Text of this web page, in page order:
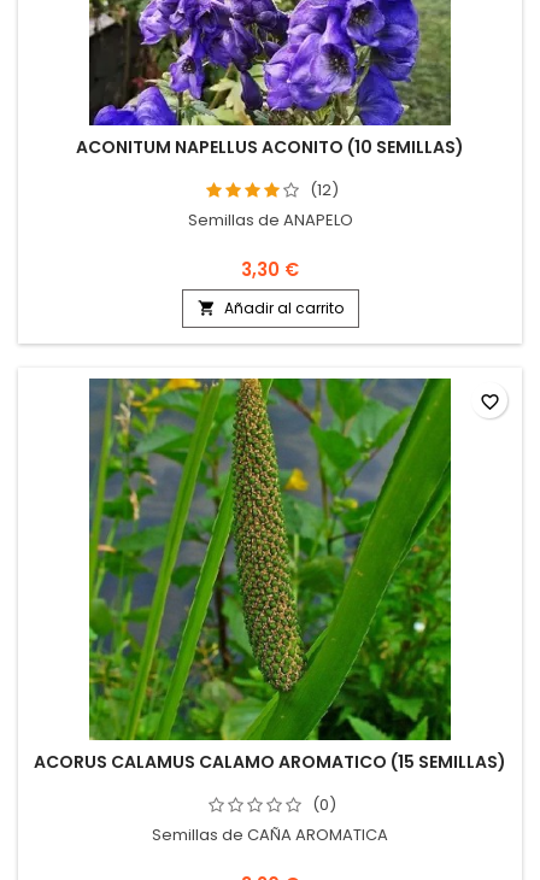
ACONITUM NAPELLUS ACONITO (10 SEMILLAS)
(12)
Semillas de ANAPELO
3,30 €
 Añadir al carrito
ACORUS CALAMUS CALAMO AROMATICO (15 SEMILLAS)
(0)
Semillas de CAÑA AROMATICA
favorite_border